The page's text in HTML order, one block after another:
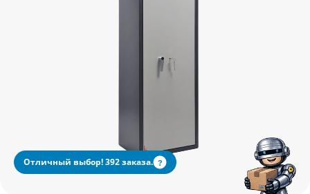
Отличный выбор! 392 заказа. ?